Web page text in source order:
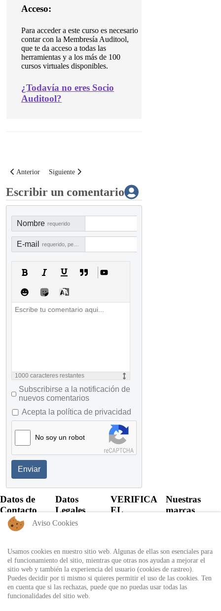
Acceso:
Para acceder a este curso es necesario
contar con la Membresía Auditool,
que te da acceso a todas las
herramientas y a los más de 100
cursos virtuales disponibles.
¿Todavía no eres Socio
Auditool?
Artículo anterior: Curso Virtual: Gestión del riesgo, auditoría y fraude en
Anterior Artículo siguiente: Curso virtual: Fraude y auditoría en el
Siguiente
Escribir un comentario
Nombre requerido
E-mail
1000 caracteres restantes
Subscribirse a la notificación de
nuevos comentarios
Acepta la política de privacidad
No soy un robot
Enviar
Datos de
Contacto
+57 60 1
6818530
+57 311
8666327 - 323
6964227
info@auditool.org
Datos
Legales
Política de
Uso
Autorización
de
tratamiento
VERIFICA
EL
certificado
expedido por
Auditool usando
el ID único
Nuestras
marcas
Aviso Cookies
Usamos cookies en nuestro sitio web. Algunas de ellas son esenciales para
el funcionamiento del sitio, mientras que otras nos ayudan a mejorar el
sitio web y también la experiencia del usuario (cookies de rastreo).
Puedes decidir por ti mismo si quieres permitir el uso de las cookies. Ten
en cuenta que si las rechazas, puede que no puedas usar todas las
funcionalidades del sitio web.